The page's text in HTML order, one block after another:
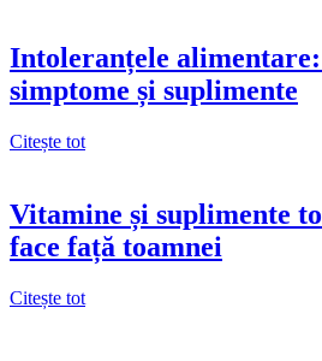
Intoleranțele alimentare:
simptome și suplimente
Citește tot
Vitamine și suplimente
face față toamnei
Citește tot